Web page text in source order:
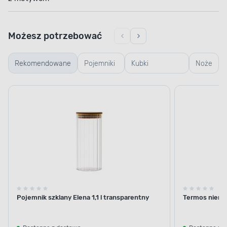
Rekomendowane Pojemniki
szklane
Kubki
termiczne i
Noże
Możesz potrzebować
Pojemnik szklany Elena 1,1 l transparentny Termos